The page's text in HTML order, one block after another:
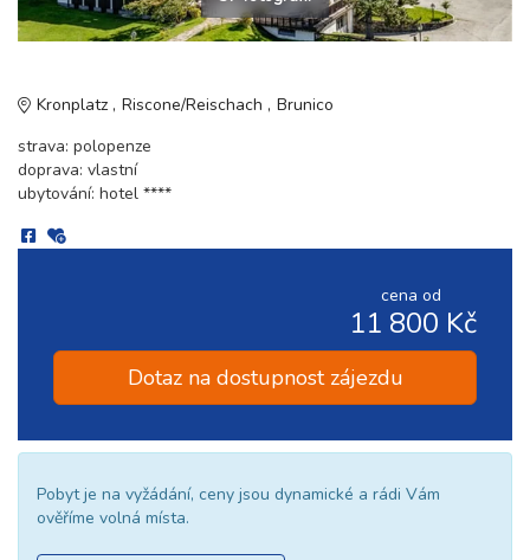
Kronplatz Riscone/Reischach
Brunico
strava: polopenze
doprava: vlastní
ubytování: hotel ****
cena od
11 800 Kč
Dotaz na dostupnost zájezdu
Pobyt je na vyžádání, ceny jsou dynamické a rádi Vám
ověříme volná místa.